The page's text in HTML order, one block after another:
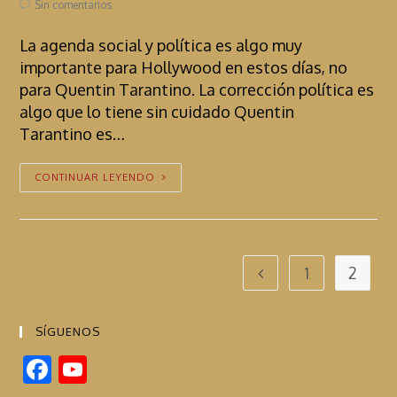
Sin comentarios
La agenda social y política es algo muy
importante para Hollywood en estos días, no
para Quentin Tarantino. La corrección política es
algo que lo tiene sin cuidado Quentin
Tarantino es…
CONTINUAR LEYENDO
1 2
SÍGUENOS
F